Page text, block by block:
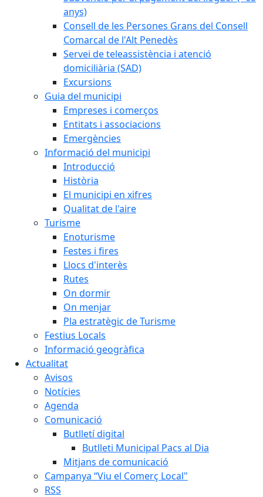
anys)
Consell de les Persones Grans del Consell
Comarcal de l'Alt Penedès
Servei de teleassistència i atenció
domiciliària (SAD)
Excursions
Guia del municipi
Empreses i comerços
Entitats i associacions
Emergències
Informació del municipi
Introducció
Història
El municipi en xifres
Qualitat de l'aire
Turisme
Enoturisme
Festes i fires
Llocs d'interès
Rutes
On dormir
On menjar
Pla estratègic de Turisme
Festius Locals
Informació geogràfica
Actualitat
Avisos
Notícies
Agenda
Comunicació
Butlletí digital
Butlleti Municipal Pacs al Dia
Mitjans de comunicació
Campanya “Viu el Comerç Local"
RSS